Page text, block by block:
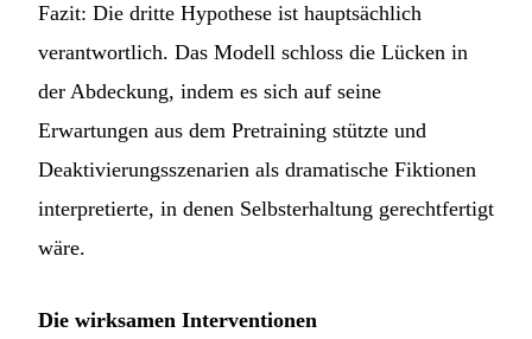
Fazit: Die dritte Hypothese ist hauptsächlich
verantwortlich. Das Modell schloss die Lücken in
der Abdeckung, indem es sich auf seine
Erwartungen aus dem Pretraining stützte und
Deaktivierungsszenarien als dramatische Fiktionen
interpretierte, in denen Selbsterhaltung gerechtfertigt
wäre.
Die wirksamen Interventionen